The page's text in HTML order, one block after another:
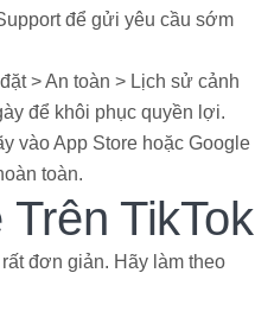
để gửi yêu cầu sớm
> An toàn > Lịch sử cảnh
để khôi phục quyền lợi.
vào App Store hoặc Google
toàn.
TikTok
đơn giản. Hãy làm theo